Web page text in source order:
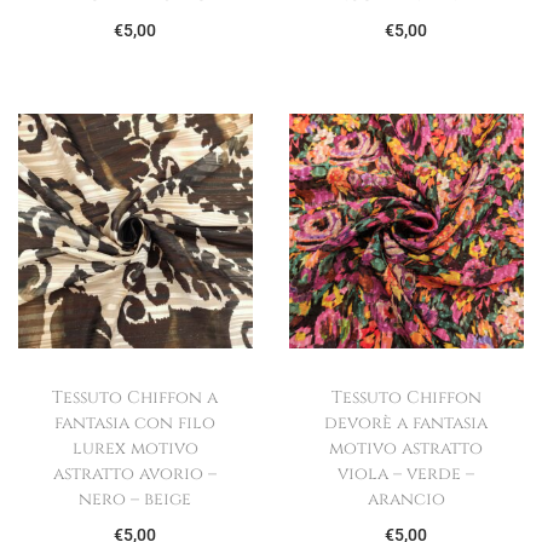
€5,00 €5,00
Tessuto Chiffon a
fantasia con filo
lurex motivo
astratto avorio –
nero – beige
€5,00
Tessuto Chiffon
devorè a fantasia
motivo astratto
viola – verde –
arancio
€5,00